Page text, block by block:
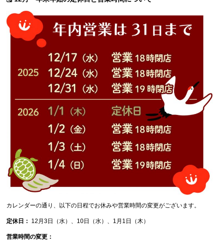
カレンダーの通り、以下の日程でお休みや営業時間の変更がございます。
定休日： 12月3日（水）、10日（水）、1月1日（木）
営業時間の変更：